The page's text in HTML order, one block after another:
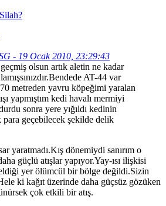
- 19 Ocak 2010, 23:29:43
olsun artık aletin ne kadar
AT-44 var
metreden yavru köpeğimi yaralan
yapmıştım kedi havalı mermiyi
sonra yere yığıldı kedinin
para geçebilecek şekilde delik
yaratmadı.Kış dönemiydi sanırım o
güçlü atışlar yapıyor.Yay-ısı ilişkisi
yer ölümcül bir bölge değildi.Sizin
ki kağıt üzerinde daha güçsüz gözüken
çok etkili bir atış.